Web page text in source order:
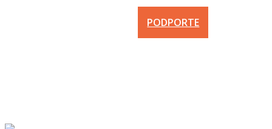
PODPORTE